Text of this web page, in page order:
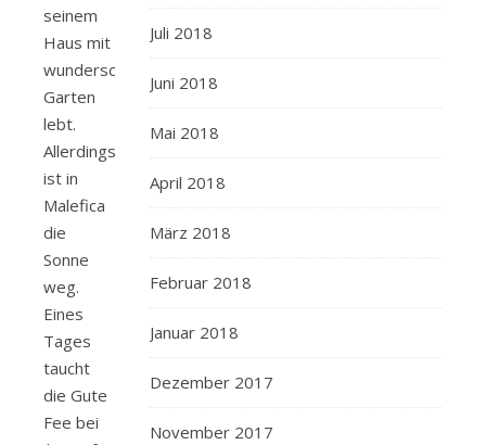
seinem
Haus mit
wunderschönen
Garten
lebt.
Allerdings
ist in
Malefica
die
Sonne
weg.
Eines
Tages
taucht
die Gute
Fee bei
Juli 2018
Juni 2018
Mai 2018
April 2018
März 2018
Februar 2018
Januar 2018
Dezember 2017
November 2017